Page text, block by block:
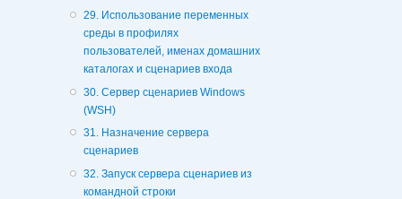
29. Использование переменных
среды в профилях
пользователей, именах домашних
каталогах и сценариев входа
30. Сервер сценариев Windows
(WSH)
31. Назначение сервера
сценариев
32. Запуск сервера сценариев из
командной строки